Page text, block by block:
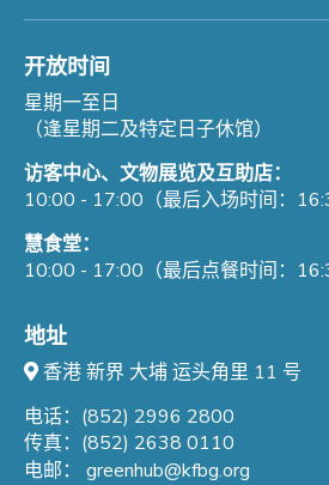
开放时间
星期一至日
（逢星期二及特定日子休馆）
访客中心、文物展览及互助店：
10:00 - 17:00（最后入场时间：
慧食堂：
10:00 - 17:00（最后点餐时间：
地址
香港 新界 大埔 运头角里 11 号
电话：(852) 2996 2800
传真：(852) 2638 0110
电邮： greenhub@kfbg.org